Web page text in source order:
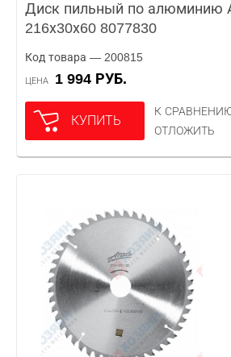
Диск пильный по алюминию
216х30х60 8077830
Код товара — 200815
ЦЕНА 1 994 РУБ.
КУПИТЬ
К
ОТЛОЖИТЬ